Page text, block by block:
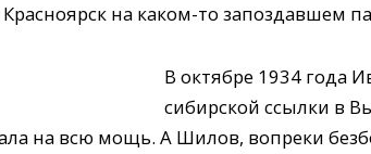
на каком-то запоздавшем
В октябре 1934 года
сибирской ссылки в
на всю мощь. А Шилов, вопреки